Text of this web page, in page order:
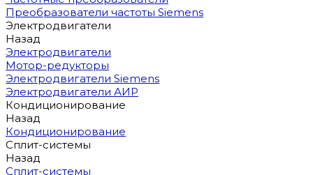
Преобразователи частоты Siemens
Электродвигатели
Назад
Электродвигатели
Мотор-редукторы
Электродвигатели Siemens
Электродвигатели АИР
Кондиционирование
Назад
Кондиционирование
Сплит-системы
Назад
Сплит-системы